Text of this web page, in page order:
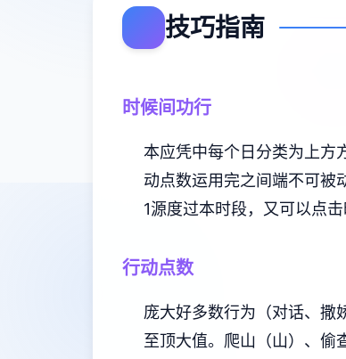
技巧指南
时候间功行
本应凭中每个日分类为上方
动点数运用完之间端不可被
1源度过本时段，又可以点
行动点数
庞大好多数行为（对话、撒
至顶大值。 爬山（山）、偷